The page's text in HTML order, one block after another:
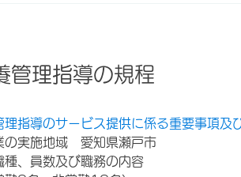
管理指導の規程
理指導のサービス提供に係る重要事項及
の実施地域 愛知県瀬戸市
種、員数及び職務の内容